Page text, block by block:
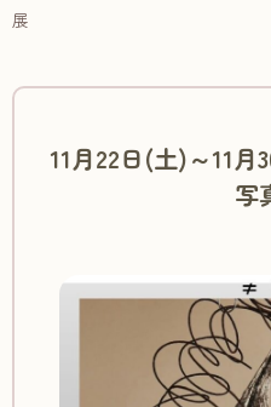
展
11月22日(土)～11
写